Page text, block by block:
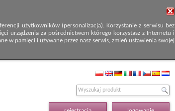
użytkowników (personalizacja). Korzystanie z serwisu bez
urządzenia za pośrednictwem którego korzystasz z Internetu i
w pamięci i używane przez nasz serwis, zmień ustawienia swojej